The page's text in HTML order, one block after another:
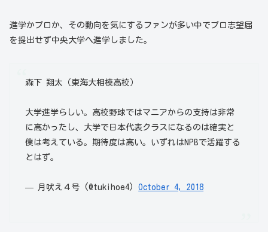
進学かプロか、その動向を気にするファンが多い中でプロ志望届
を提出せず中央大学へ進学しました。
森下 翔太（東海大相模高校）
大学進学らしい。高校野球ではマニアからの支持は非常
に高かったし、大学で日本代表クラスになるのは確実と
僕は考えている。期待度は高い。いずれはNPBで活躍する
とはず。
— 月吠え４号 (@tukihoe4)October 4, 2018